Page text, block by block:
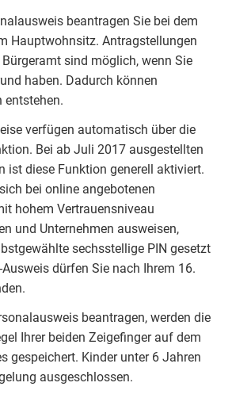
beantragen Sie bei dem
Hauptwohnsitz. Antragstellungen
sind möglich, wenn Sie
haben. Dadurch können
entstehen.
verfügen automatisch über die
Bei ab Juli 2017 ausgestellten
ist diese Funktion generell aktiviert.
bei online angebotenen
hohem Vertrauensniveau
und Unternehmen ausweisen,
sechsstellige PIN gesetzt
dürfen Sie nach Ihrem 16.
beantragen, werden die
Ihrer beiden Zeigefinger auf dem
gespeichert. Kinder unter 6 Jahren
ausgeschlossen.